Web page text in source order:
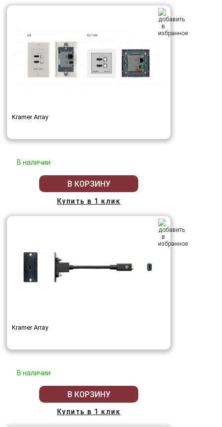
Kramer Array
В наличии
В КОРЗИНУ
Купить в 1 клик
Kramer Array
В наличии
В КОРЗИНУ
Купить в 1 клик